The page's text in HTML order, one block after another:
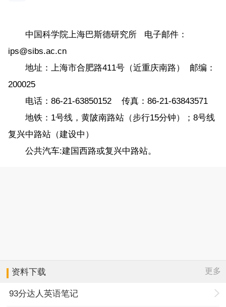
中国科学院上海巴斯德研究所 电子邮件：
ips@sibs.ac.cn
地址：上海市合肥路411号（近重庆南路） 邮编：
200025
电话：86-21-63850152 传真：86-21-63843571
地铁：1号线，黄陂南路站（步行15分钟）；8号线
复兴中路站（建设中）
公共汽车:建国西路或复兴中路站。
资料下载 更多
93分达人英语笔记